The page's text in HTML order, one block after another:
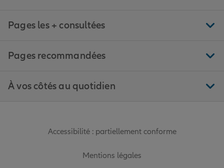
Pages les + consultées
Pages recommandées
À vos côtés au quotidien
Accessibilité : partiellement conforme
Mentions légales